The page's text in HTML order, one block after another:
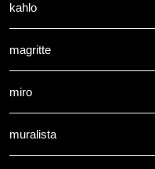
kahlo
magritte
miro
muralista